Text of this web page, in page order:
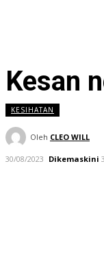
Kesan
KESIHATAN
Oleh CLEO WILL
30/08/2023 Dikemaskini